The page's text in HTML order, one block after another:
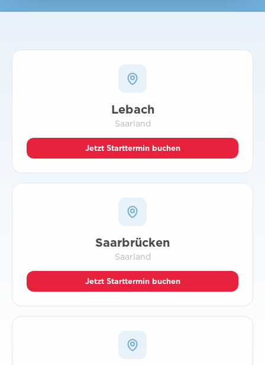
Lebach
Saarland
Jetzt Starttermin buchen
Saarbrücken
Saarland
Jetzt Starttermin buchen